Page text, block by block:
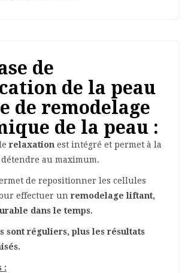
de
de la peau
de remodelage
de la peau :
relaxation est intégré et permet à la
au maximum.
de repositionner les cellules
effectuer un remodelage liftant,
dans le temps.
sont réguliers, plus les résultats
: